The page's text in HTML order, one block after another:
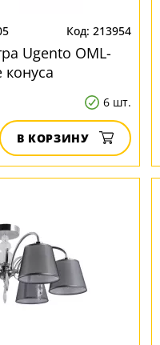
213954
Ugento OML-
6 шт.
В КОРЗИНУ